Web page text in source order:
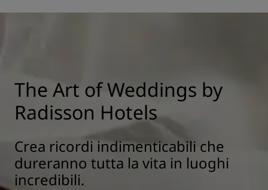
The Art of Weddings by
Radisson Hotels
Crea ricordi indimenticabili che
dureranno tutta la vita in luoghi
incredibili.